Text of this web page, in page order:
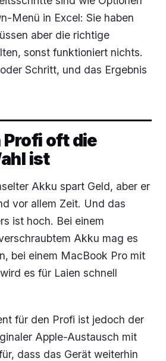
Menü in Excel: Sie haben
aber die richtige
sonst funktioniert nichts.
Schritt, und das Ergebnis
oft die
ist
Akku spart Geld, aber er
vor allem Zeit. Und das
ist hoch. Bei einem
Akku mag es
bei einem MacBook Pro mit
es für Laien schnell
für den Profi ist jedoch der
Apple-Austausch mit
dass das Gerät weiterhin